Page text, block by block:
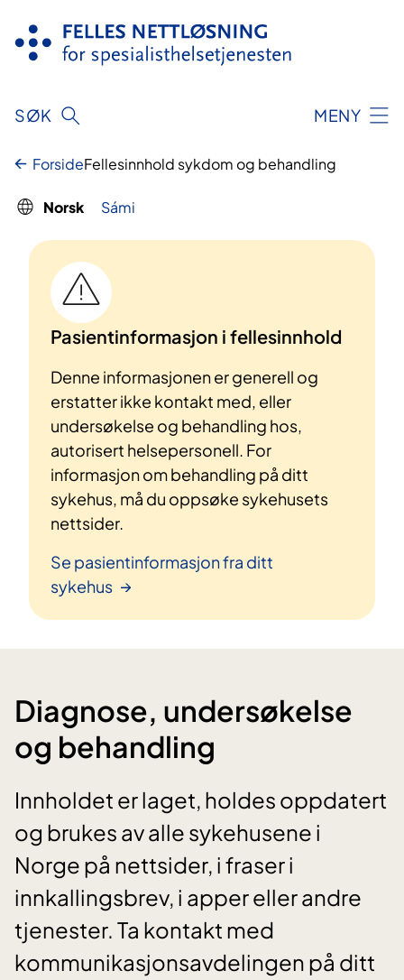
innhold
SØK MENY
ForsideFellesinnhold sykdom og behandling
Norsk Sámi
Pasientinformasjon i fellesinnhold
Denne informasjonen er generell og
erstatter ikke kontakt med, eller
undersøkelse og behandling hos,
autorisert helsepersonell. For
informasjon om behandling på ditt
sykehus, må du oppsøke sykehusets
nettsider.
Se pasientinformasjon fra ditt
sykehus
Diagnose, undersøkelse
og behandling
Innholdet er laget, holdes oppdatert
og brukes av alle sykehusene i
Norge på nettsider, i fraser i
innkallingsbrev, i apper eller andre
tjenester. Ta kontakt med
kommunikasjonsavdelingen på ditt